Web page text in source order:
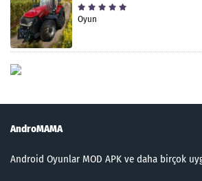
Oyun
AndroMAMA
Android Oyunlar MOD APK ve daha birçok